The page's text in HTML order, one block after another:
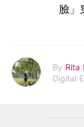
臉」
By Rita
Digital